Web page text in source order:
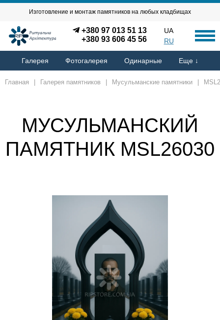
Изготовление и монтаж памятников на любых кладбищах
+380 97 013 51 13
+380 93 606 45 56
UA
RU
Галерея Фотогалерея Одинарные Еще ↓
Главная Галерея памятников Мусульманские памятники
МУСУЛЬМАНСКИЙ
ПАМЯТНИК MSL26030